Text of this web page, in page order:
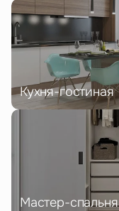
Кухня-гостиная
Мастер-спальня